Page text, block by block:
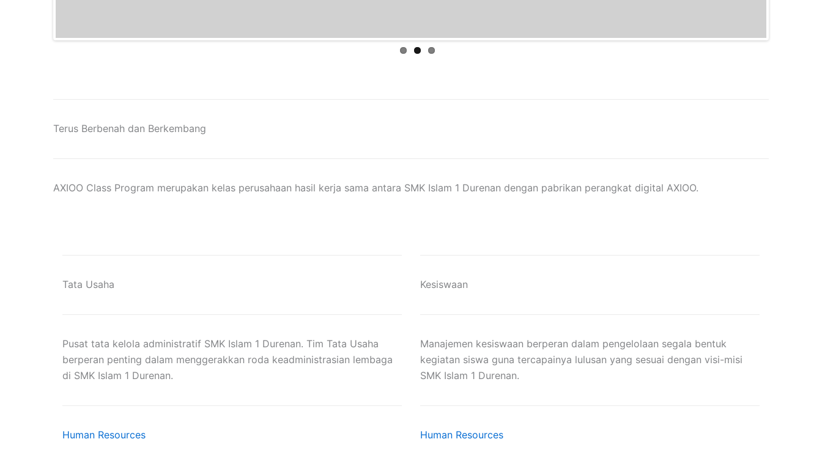
Terus Berbenah dan Berkembang
AXIOO Class Program merupakan kelas perusahaan hasil kerja sama antara SMK Islam 1 Durenan dengan pabrikan perangkat digital AXIOO.
Tata Usaha
Pusat tata kelola administratif SMK Islam 1 Durenan. Tim Tata Usaha
berperan penting dalam menggerakkan roda keadministrasian lembaga
di SMK Islam 1 Durenan.
Human Resources
Kesiswaan
Manajemen kesiswaan berperan dalam pengelolaan segala bentuk
kegiatan siswa guna tercapainya lulusan yang sesuai dengan visi-misi
SMK Islam 1 Durenan.
Human Resources